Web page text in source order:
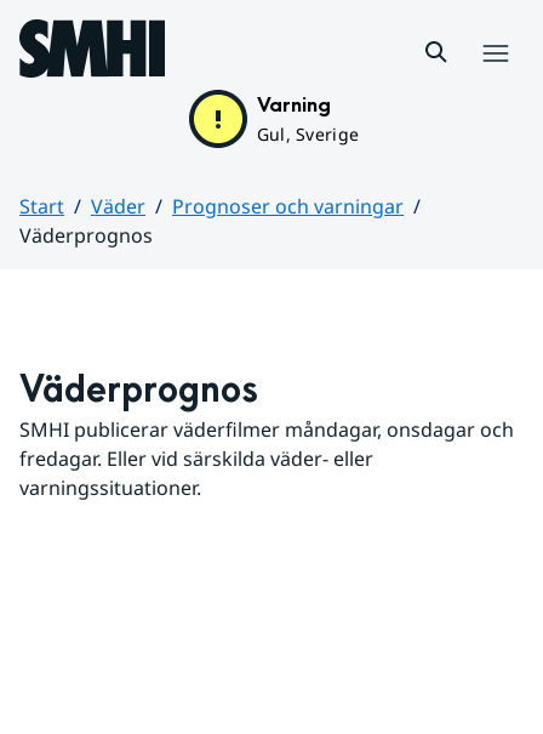
Hoppa till sidans innehåll
Varning
Gul, Sverige
Start Väder
Prognoser och varningar
Väderprognos
Väderprognos
SMHI publicerar väderfilmer måndagar, onsdagar och
fredagar. Eller vid särskilda väder- eller
varningssituationer.